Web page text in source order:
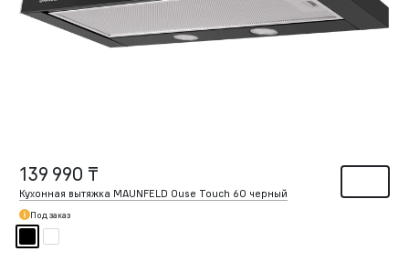
139 990 ₸
Кухонная вытяжка MAUNFELD Ouse Touch 60 черный
Под заказ